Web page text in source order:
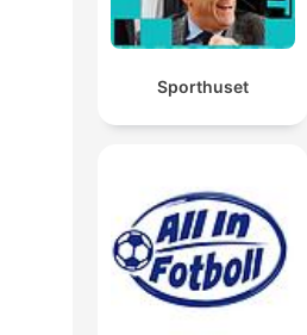
Sporthuset